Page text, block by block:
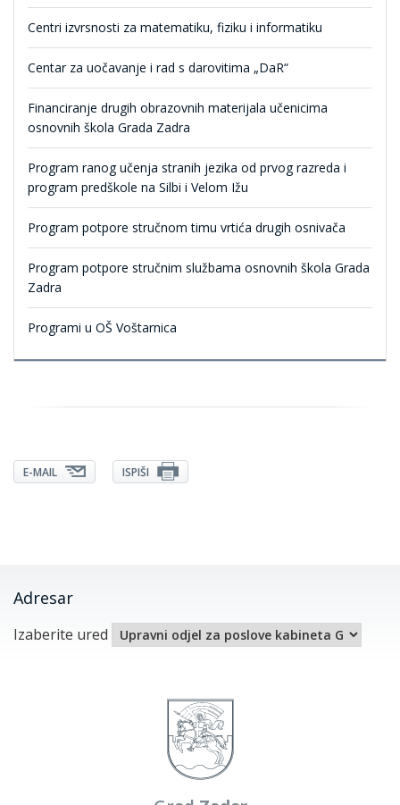
Centri izvrsnosti za matematiku, fiziku i informatiku
Centar za uočavanje i rad s darovitima „DaR“
Financiranje drugih obrazovnih materijala učenicima
osnovnih škola Grada Zadra
Program ranog učenja stranih jezika od prvog razreda i
program predškole na Silbi i Velom Ižu
Program potpore stručnom timu vrtića drugih osnivača
Program potpore stručnim službama osnovnih škola Grada
Zadra
Programi u OŠ Voštarnica
E-MAIL ISPIŠI
Adresar
Izaberite ured